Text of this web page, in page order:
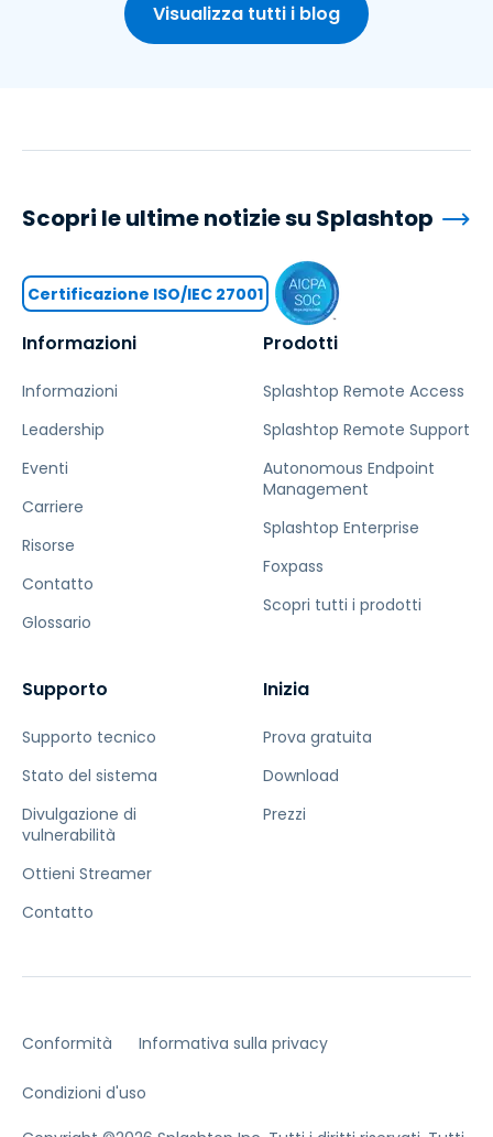
Visualizza tutti i blog
Informazioni
Informazioni
Leadership
Eventi
Carriere
Risorse
Contatto
Glossario
Prodotti
Splashtop Remote Access
Splashtop Remote Support
Autonomous Endpoint
Management
Splashtop Enterprise
Foxpass
Scopri tutti i prodotti
Supporto
Supporto tecnico
Stato del sistema
Divulgazione di
vulnerabilità
Ottieni Streamer
Contatto
Inizia
Prova gratuita
Download
Prezzi
Scopri le ultime notizie su Splashtop
Certificazione ISO/IEC 27001
Conformità Informativa sulla privacy
Condizioni d'uso